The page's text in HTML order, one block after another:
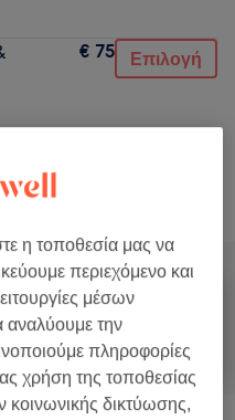
€ 75 Επιλογή
η τοποθεσία μας να
περιεχόμενο και
μέσων
αναλύουμε την
πληροφορίες
χρήση της τοποθεσίας
δικτύωσης,